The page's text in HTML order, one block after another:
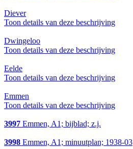
Diever
Toon details van deze beschrijving
Dwingeloo
Toon details van deze beschrijving
Eelde
Toon details van deze beschrijving
Emmen
Toon details van deze beschrijving
3997 Emmen, A1; bijblad; z.j.
3998 Emmen, A1; minuutplan; 1938-03